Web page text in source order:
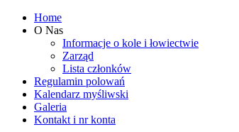
Home
O Nas
Informacje o kole i łowiectwie
Zarząd
Lista członków
Regulamin polowań
Kalendarz myśliwski
Galeria
Kontakt i nr konta